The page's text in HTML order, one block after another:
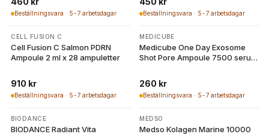
Beställningsvara · 5-7 arbetsdagar Beställningsvara · 5-7 arbetsdagar
CELL FUSION C
Cell Fusion C Salmon PDRN
Ampoule 2 ml x 28 ampuletter
910 kr
Beställningsvara · 5-7 arbetsdagar
MEDICUBE
Medicube One Day Exosome
Shot Pore Ampoule 7500 serum
260 kr
Beställningsvara · 5-7 arbetsdagar
BIODANCE
BIODANCE Radiant Vita
MEDSO
Medso Kolagen Marine 10000